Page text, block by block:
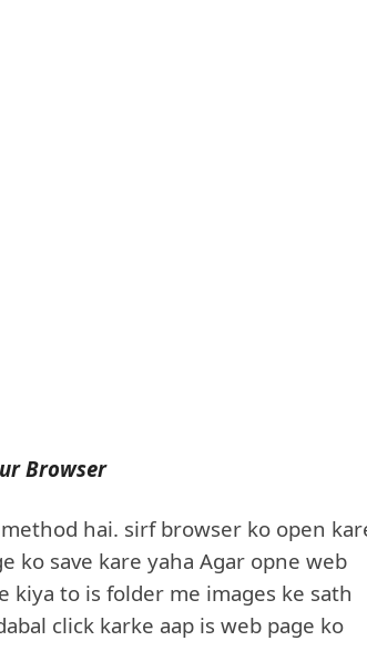
Browser
hai. sirf browser ko open
ko save kare yaha Agar opne web
kiya to is folder me images ke sath
click karke aap is web page ko